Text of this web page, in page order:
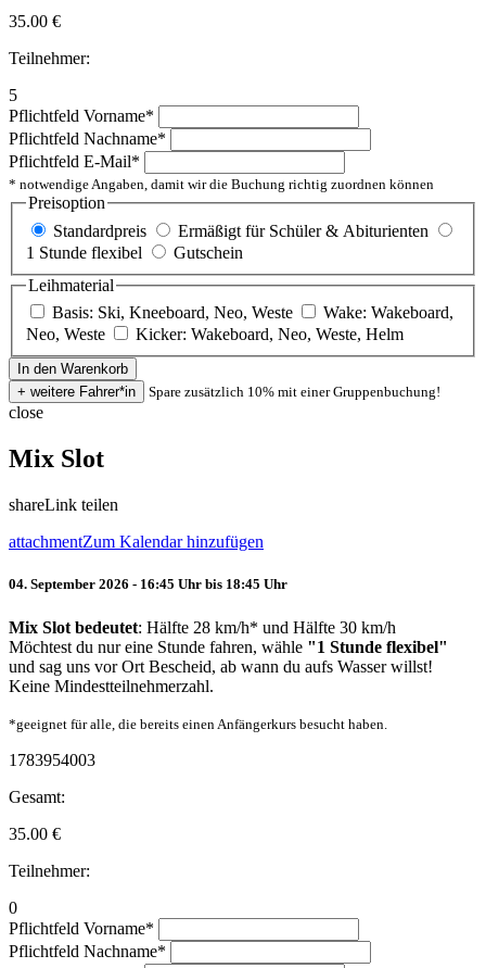
35.00 €
Teilnehmer:
5
Pflichtfeld Vorname*
Pflichtfeld Nachname*
Pflichtfeld E-Mail*
* notwendige Angaben, damit wir die Buchung richtig zuordnen können
Preisoption
Standardpreis
Ermäßigt für Schüler & Abiturienten
1 Stunde flexibel
Gutschein
Leihmaterial
Basis: Ski, Kneeboard, Neo, Weste
Wake: Wakeboard,
Neo, Weste
Kicker: Wakeboard, Neo, Weste, Helm
Spare zusätzlich 10% mit einer Gruppenbuchung!
close
Mix Slot
shareLink teilen
attachmentZum Kalendar hinzufügen
04. September 2026 - 16:45 Uhr bis 18:45 Uhr
Mix Slot bedeutet: Hälfte 28 km/h* und Hälfte 30 km/h
Möchtest du nur eine Stunde fahren, wähle "1 Stunde flexibel"
und sag uns vor Ort Bescheid, ab wann du aufs Wasser willst!
Keine Mindestteilnehmerzahl.
*geeignet für alle, die bereits einen Anfängerkurs besucht haben.
1783954003
Gesamt:
35.00 €
Teilnehmer:
0
Pflichtfeld Vorname*
Pflichtfeld Nachname*